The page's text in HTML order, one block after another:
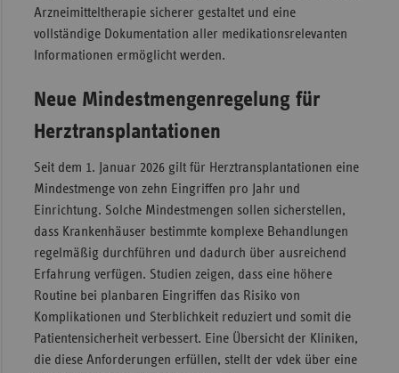
Arzneimitteltherapie sicherer gestaltet und eine
vollständige Dokumentation aller medikationsrelevanten
Informationen ermöglicht werden.
Neue Mindestmengenregelung für
Herztransplantationen
Seit dem 1. Januar 2026 gilt für Herztransplantationen eine
Mindestmenge von zehn Eingriffen pro Jahr und
Einrichtung. Solche Mindestmengen sollen sicherstellen,
dass Krankenhäuser bestimmte komplexe Behandlungen
regelmäßig durchführen und dadurch über ausreichend
Erfahrung verfügen. Studien zeigen, dass eine höhere
Routine bei planbaren Eingriffen das Risiko von
Komplikationen und Sterblichkeit reduziert und somit die
Patientensicherheit verbessert. Eine Übersicht der Kliniken,
die diese Anforderungen erfüllen, stellt der vdek über eine